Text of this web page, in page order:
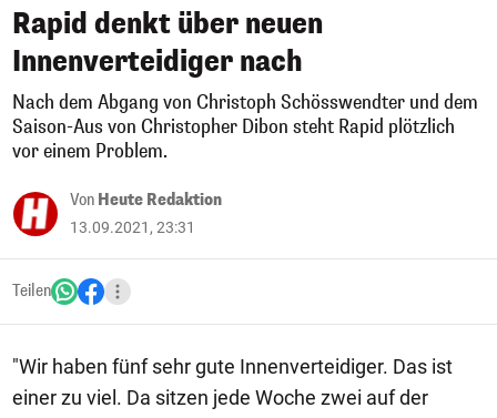
Rapid denkt über neuen
Innenverteidiger nach
Nach dem Abgang von Christoph Schösswendter und dem
Saison-Aus von Christopher Dibon steht Rapid plötzlich
vor einem Problem.
Von Heute Redaktion
13.09.2021, 23:31
Teilen
"Wir haben fünf sehr gute Innenverteidiger. Das ist
einer zu viel. Da sitzen jede Woche zwei auf der